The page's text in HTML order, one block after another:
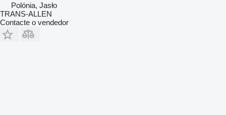
Polónia, Jasło
TRANS-ALLEN
Contacte o vendedor